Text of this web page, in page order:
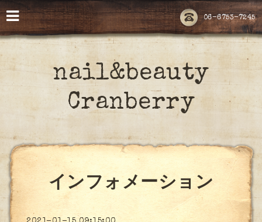
06-6753-7245
nail&beauty
Cranberry
インフォメーション